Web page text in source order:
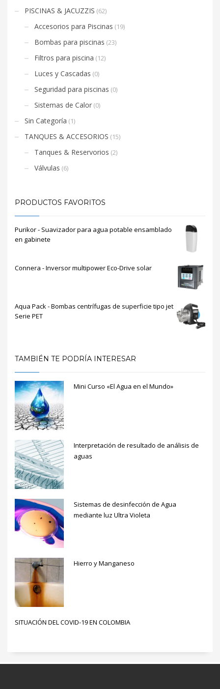
PISCINAS & JACUZZIS (62)
Accesorios para Piscinas (19)
Bombas para piscinas (23)
Filtros para piscina (12)
Luces y Cascadas (0)
Seguridad para piscinas (0)
Sistemas de Calor (0)
Sin Categoría (1)
TANQUES & ACCESORIOS (15)
Tanques & Reservorios (2)
Válvulas (6)
PRODUCTOS FAVORITOS
Purikor - Suavizador para agua potable ensamblado
en gabinete
Connera - Inversor multipower Eco-Drive solar
Aqua Pack - Bombas centrífugas de superficie tipo jet
Serie PET
TAMBIÉN TE PODRÍA INTERESAR
Mini Curso «El Agua en el Mundo»
Interpretación de resultado de análisis de
aguas
Sistemas de desinfección de Agua
mediante luz Ultra Violeta
Hierro y Manganeso
SITUACIÓN DEL COVID-19 EN COLOMBIA